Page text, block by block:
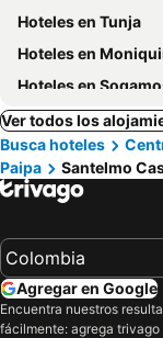
Hoteles en Tunja
Hoteles en
Hoteles en
Ver todos los
Busca hoteles
Paipa
Santelmo
Agregar en Google
Encuentra nuestros
fácilmente: agrega trivago